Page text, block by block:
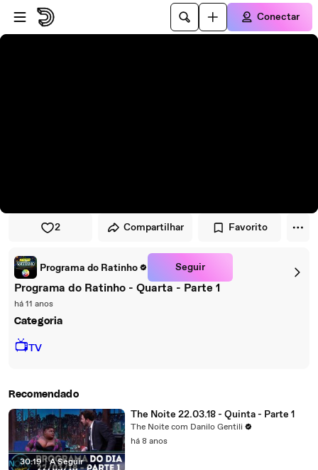
Pular para o player
Ir para o conteúdo principal
Conectar
2 Compartilhar Favorito
Programa do Ratinho Seguir
Programa do Ratinho - Quarta - Parte 1
há 11 anos
Categoria
📺TV
Recomendado
30:19 | A Seguir
The Noite 22.03.18 - Quinta - Parte 1
The Noite com Danilo Gentili
há 8 anos